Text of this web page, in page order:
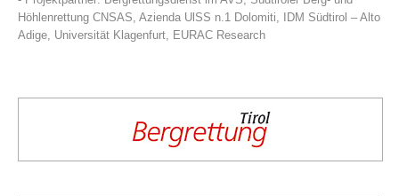
Höhlenrettung CNSAS, Azienda UlSS n.1 Dolomiti, IDM Südtirol – Alto
Adige, Universität Klagenfurt, EURAC Research